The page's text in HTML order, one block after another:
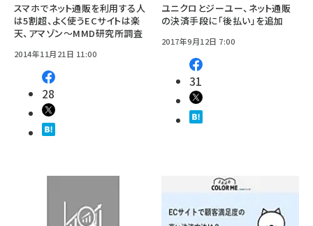
スマホでネット通販を利用する人
は5割超、よく使うECサイトは楽
天、アマゾン～MMD研究所調査
2014年11月21日 11:00
28
ユニクロとジーユー、ネット通販
の決済手段に「後払い」を追加
2017年9月12日 7:00
31